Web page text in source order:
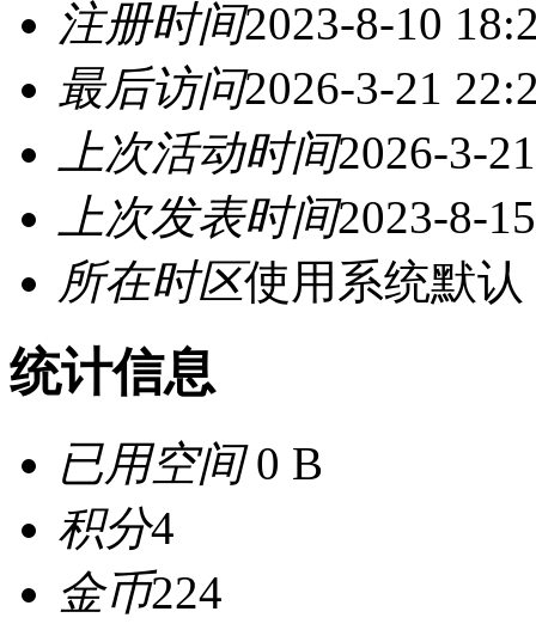
注册时间2023-8-10
最后访问2026-3-21
上次活动时间2026-3-
上次发表时间2023-8-
所在时区使用系统默认
统计信息
已用空间0 B
积分4
金币224